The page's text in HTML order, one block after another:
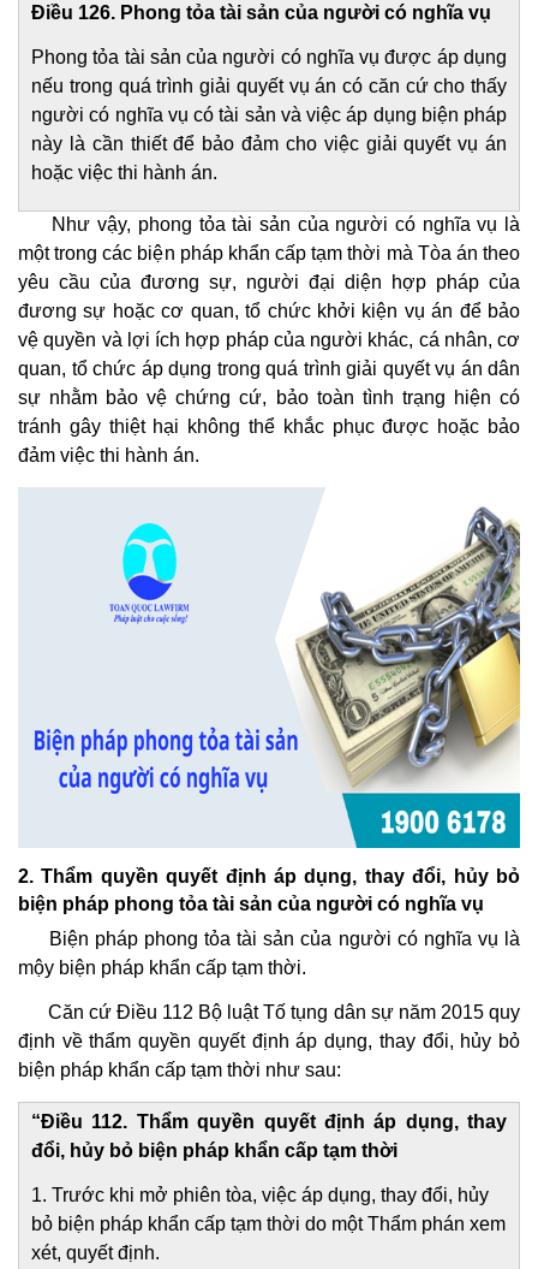
Điều 126. Phong tỏa tài sản của người có nghĩa vụ
Phong tỏa tài sản của người có nghĩa vụ được áp dụng
nếu trong quá trình giải quyết vụ án có căn cứ cho thấy
người có nghĩa vụ có tài sản và việc áp dụng biện pháp
này là cần thiết để bảo đảm cho việc giải quyết vụ án
hoặc việc thi hành án.
Như vậy, phong tỏa tài sản của người có nghĩa vụ là
một trong các biện pháp khẩn cấp tạm thời mà Tòa án theo
yêu cầu của đương sự, người đại diện hợp pháp của
đương sự hoặc cơ quan, tổ chức khởi kiện vụ án để bảo
vệ quyền và lợi ích hợp pháp của người khác, cá nhân, cơ
quan, tổ chức áp dụng trong quá trình giải quyết vụ án dân
sự nhằm bảo vệ chứng cứ, bảo toàn tình trạng hiện có
tránh gây thiệt hại không thể khắc phục được hoặc bảo
đảm việc thi hành án.
2. Thẩm quyền quyết định áp dụng, thay đổi, hủy bỏ
biện pháp phong tỏa tài sản của người có nghĩa vụ
Biện pháp phong tỏa tài sản của người có nghĩa vụ là
mộy biện pháp khẩn cấp tạm thời.
Căn cứ Điều 112 Bộ luật Tố tụng dân sự năm 2015 quy
định về thẩm quyền quyết định áp dụng, thay đổi, hủy bỏ
biện pháp khẩn cấp tạm thời như sau:
“Điều 112. Thẩm quyền quyết định áp dụng, thay
đổi, hủy bỏ biện pháp khẩn cấp tạm thời
1. Trước khi mở phiên tòa, việc áp dụng, thay đổi, hủy
bỏ biện pháp khẩn cấp tạm thời do một Thẩm phán xem
xét, quyết định.